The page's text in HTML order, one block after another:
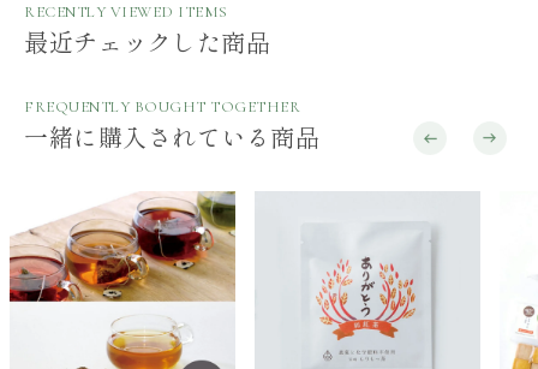
RECENTLY VIEWED ITEMS
最近チェックした商品
FREQUENTLY BOUGHT TOGETHER
一緒に購入されている商品